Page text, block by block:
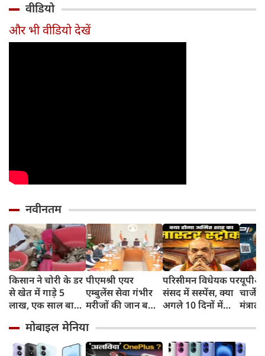
इस्‍तीफा, प्रदर्शन को
लेकर क्या बोले CM
हेमंत सोरेन?
पुलिस पर लगा यह
आरोप
ने दिया बड़ा अपडेट
वीडियो
और भी वीडियो देखें
नवीनतम
किसान ने चोरी के डर
से खेत में गाड़े 5
लाख, एक साल बाद
कर चुकी थी पूरी
रकम! [VIDEO]
पीएमश्री एयर
एम्बुलेंस सेवा गंभीर
मरीजों की जान बचाने
सफलतम प्रयोग:
मुख्यमंत्री डॉ. मोहन
परिसीमन विधेयक पर
संसद में सस्पेंस, क्या
अगले 10 दिनों में
वाले हैं मास्टर स्ट्रोक?
चार्जेस
P2P
तरह
मोबाइल मेनिया